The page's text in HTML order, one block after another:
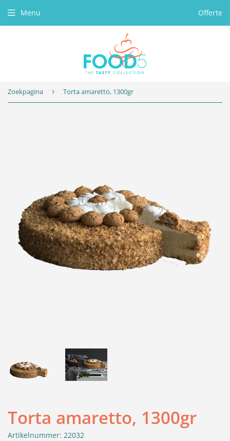
Menu Offerte
Zoekpagina › Torta amaretto, 1300gr
Torta amaretto, 1300gr
Artikelnummer: 22032